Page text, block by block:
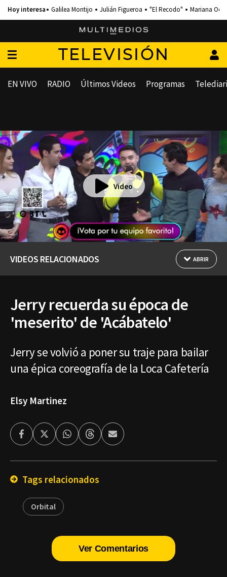
Galilea Montijo Julián Figueroa "El Recodo" Mariana
TELEVISIÓN
EN VIVO RADIO Últimos Videos Programas
Video
VIDEOS RELACIONADOS ABRIR
Jerry recuerda su época de
'meserito' de 'Acábatelo'
Jerry se volvió a poner su traje para bailar
una épica coreografía de la Loca Cafetería
Elsy Martinez
FacebookTwitterWhatsappThreadsEnviar
por
Tags relacionados
Orbital
Ver Comentarios